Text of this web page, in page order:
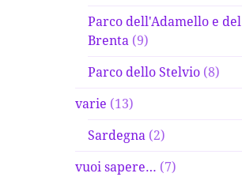
Parco dell'Adamello e del
Brenta (9)
Parco dello Stelvio (8)
varie (13)
Sardegna (2)
vuoi sapere… (7)